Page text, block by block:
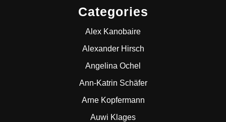
Categories
Alex Kanobaire
Alexander Hirsch
Angelina Ochel
Ann-Katrin Schäfer
Arne Kopfermann
Auwi Klages